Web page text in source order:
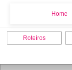
Home
Roteiros